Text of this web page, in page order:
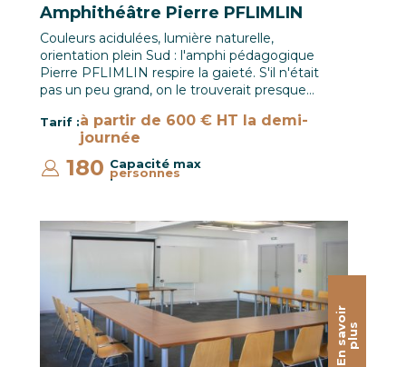
Amphithéâtre Pierre PFLIMLIN
Couleurs acidulées, lumière naturelle,
orientation plein Sud : l'amphi pédagogique
Pierre PFLIMLIN respire la gaieté. S'il n'était
pas un peu grand, on le trouverait presque…
Tarif :à partir de 600 € HT la demi-
journée
Capacité max
:
180 personnes
Salle B37 / CCI Campus Strasbourg © Pascal SCHWIEN
E
n
s
av
o
i
r
p
l
us